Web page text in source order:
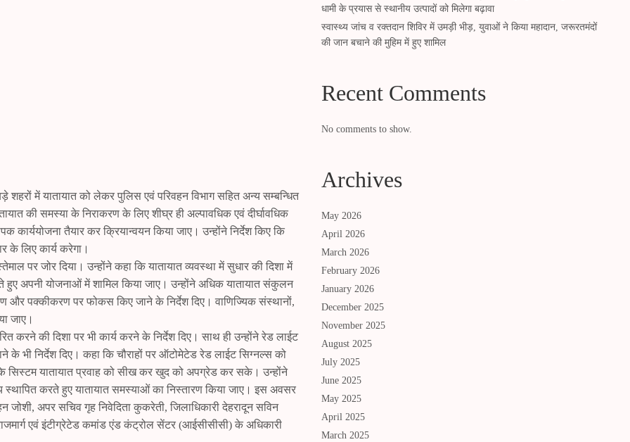
में यातायात को लेकर पुलिस एवं परिवहन विभाग सहित अन्य सम्बन्धित
की समस्या के निराकरण के लिए शीघ्र ही अल्पावधिक एवं दीर्घावधिक
कार्ययोजना तैयार कर क्रियान्वयन किया जाए। उन्होंने निर्देश किए कि
के लिए कार्य करेगा।
जोर दिया। उन्होंने कहा कि यातायात व्यवस्था में सुधार की दिशा में
हुए अपनी योजनाओं में शामिल किया जाए। उन्होंने अधिक यातायात संकुलन
और पक्कीकरण पर फोकस किए जाने के निर्देश दिए। वाणिज्यिक संस्थानों,
जाए।
करने की दिशा पर भी कार्य करने के निर्देश दिए। साथ ही उन्होंने रेड लाईट
भी निर्देश दिए। कहा कि चौराहों पर ऑटोमेटेड रेड लाईट सिग्नल्स को
सिस्टम यातायात प्रवाह को सीख कर खुद को अपग्रेड कर सके। उन्होंने
करते हुए यातायात समस्याओं का निस्तारण किया जाए। इस अवसर
अपर सचिव गृह निवेदिता कुकरेती, जिलाधिकारी देहरादून सविन
एवं इंटीग्रेटेड कमांड एंड कंट्रोल सेंटर (आईसीसीसी) के अधिकारी
धामी के प्रयास से स्थानीय उत्पादों को मिलेगा बढ़ावा
स्वास्थ्य जांच व रक्तदान शिविर में उमड़ी भीड़, युवाओं ने किया महादान, जरूरतमंदों
की जान बचाने की मुहिम में हुए शामिल
Recent Comments
No comments to show.
Archives
May 2026
April 2026
March 2026
February 2026
January 2026
December 2025
November 2025
August 2025
July 2025
June 2025
May 2025
April 2025
March 2025